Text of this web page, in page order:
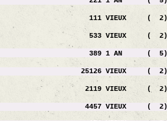
111 VIEUX (
533 VIEUX (
389 1 AN (
NATIONAL 25126 VIEUX (
EPR 2119 VIEUX (
CFW 4457 VIEUX (